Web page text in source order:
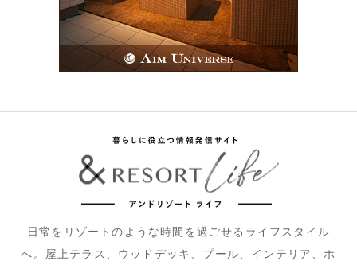
日常をリゾートのような時間を過ごせるライフスタイル
へ。屋上テラス、ウッドデッキ、プール、インテリア、ホ